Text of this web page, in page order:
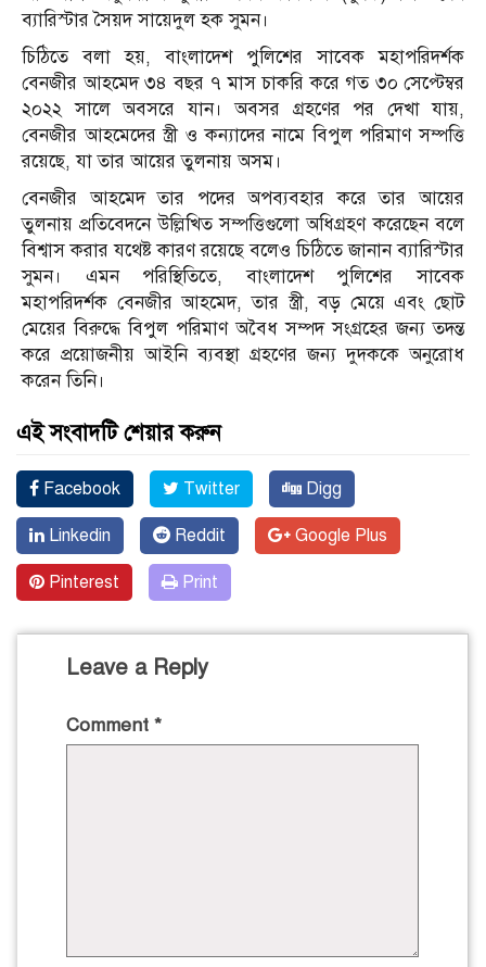
ব্যারিস্টার সৈয়দ সায়েদুল হক সুমন।
চিঠিতে বলা হয়, বাংলাদেশ পুলিশের সাবেক মহাপরিদর্শক
বেনজীর আহমেদ ৩৪ বছর ৭ মাস চাকরি করে গত ৩০ সেপ্টেম্বর
২০২২ সালে অবসরে যান। অবসর গ্রহণের পর দেখা যায়,
বেনজীর আহমেদের স্ত্রী ও কন্যাদের নামে বিপুল পরিমাণ সম্পত্তি
রয়েছে, যা তার আয়ের তুলনায় অসম।
বেনজীর আহমেদ তার পদের অপব্যবহার করে তার আয়ের
তুলনায় প্রতিবেদনে উল্লিখিত সম্পত্তিগুলো অধিগ্রহণ করেছেন বলে
বিশ্বাস করার যথেষ্ট কারণ রয়েছে বলেও চিঠিতে জানান ব্যারিস্টার
সুমন। এমন পরিস্থিতিতে, বাংলাদেশ পুলিশের সাবেক
মহাপরিদর্শক বেনজীর আহমেদ, তার স্ত্রী, বড় মেয়ে এবং ছোট
মেয়ের বিরুদ্ধে বিপুল পরিমাণ অবৈধ সম্পদ সংগ্রহের জন্য তদন্ত
করে প্রয়োজনীয় আইনি ব্যবস্থা গ্রহণের জন্য দুদককে অনুরোধ
করেন তিনি।
এই সংবাদটি শেয়ার করুন
Facebook Twitter Digg
Linkedin Reddit Google Plus
Pinterest Print
Leave a Reply
Comment *